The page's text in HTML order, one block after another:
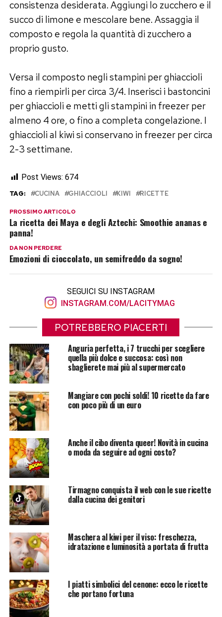
consistenza desiderata. Aggiungi lo zucchero e il
succo di limone e mescolare bene. Assaggia il
composto e regola la quantità di zucchero a
proprio gusto.
Versa il composto negli stampini per ghiaccioli
fino a riempirli per circa 3/4. Inserisci i bastoncini
per ghiaccioli e metti gli stampini in freezer per
almeno 4 ore, o fino a completa congelazione. I
ghiaccioli al kiwi si conservano in freezer per circa
2-3 settimane.
Post Views: 674
TAG: CUCINA GHIACCIOLI KIWI RICETTE
PROSSIMO ARTICOLO
La ricetta dei Maya e degli Aztechi: Smoothie ananas e
panna!
DA NON PERDERE
Emozioni di cioccolato, un semifreddo da sogno!
SEGUICI SU INSTAGRAM
INSTAGRAM.COM/LACITYMAG
POTREBBERO PIACERTI
Anguria perfetta, i 7 trucchi per scegliere
quella più dolce e succosa: così non
sbaglierete mai più al supermercato
Mangiare con pochi soldi! 10 ricette da fare
con poco più di un euro
Anche il cibo diventa queer! Novità in cucina
o moda da seguire ad ogni costo?
Tirmagno conquista il web con le sue ricette
dalla cucina dei genitori
Maschera al kiwi per il viso: freschezza,
idratazione e luminosità a portata di frutta
I piatti simbolici del cenone: ecco le ricette
che portano fortuna